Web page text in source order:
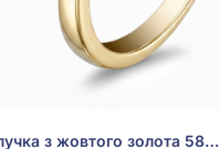
Каблучка з жовтого золота 585° із зеленим смарагдом 1,01ct та діамантами 0,22ct, арт. 701-903и*